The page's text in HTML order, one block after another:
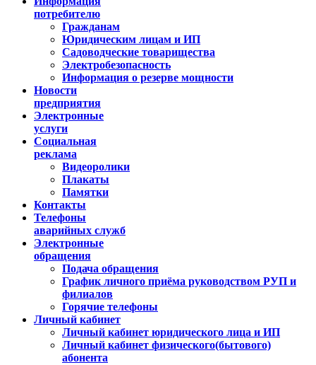
потребителю
Гражданам
Юридическим лицам и ИП
Садоводческие товарищества
Электробезопасность
Информация о резерве мощности
Новости
предприятия
Электронные
услуги
Социальная
реклама
Видеоролики
Плакаты
Памятки
Контакты
Телефоны
аварийных служб
Электронные
обращения
Подача обращения
График личного приёма руководством РУП и
филиалов
Горячие телефоны
Личный кабинет
Личный кабинет юридического лица и ИП
Личный кабинет физического(бытового)
абонента